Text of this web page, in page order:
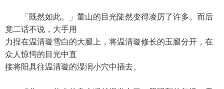
「既然如此。」董山的目光陡然变得凌厉了许多。而后
竟二话不说，大手用
力捏在温清璇雪白的大腿上，将温清璇修长的玉腿分开，在
众人惊愕的目光中直
接将阳具往温清璇的湿润小穴中插去。